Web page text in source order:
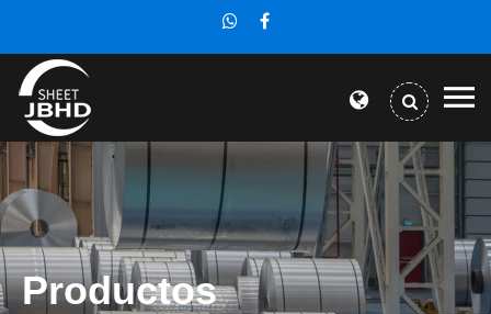
Productos